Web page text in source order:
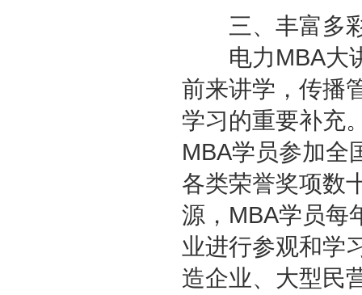
三、丰富多彩
电力MBA大讲
前来讲学，传播
学习的重要补充
MBA学员参加全
各类荣誉奖项数
源，MBA学员每
业进行参观和学
造企业、大型民